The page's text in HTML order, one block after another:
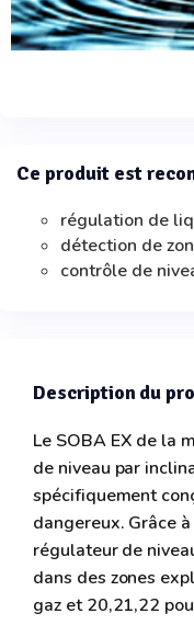
Ce produit est
régulation de
détection de
contrôle de
Description du
Le SOBA EX de la
de niveau par
spécifiquement
dangereux. Grâce
régulateur de
dans des zones
gaz et 20,21,22